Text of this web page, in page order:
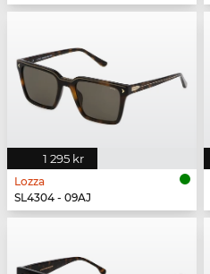
1 295 kr
Lozza
SL4304 - 09AJ